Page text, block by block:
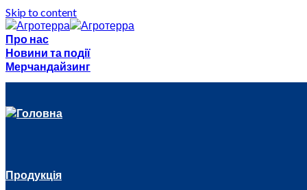
Skip to content
Про нас
Новини та події
Мерчандайзинг
Головна
Продукція